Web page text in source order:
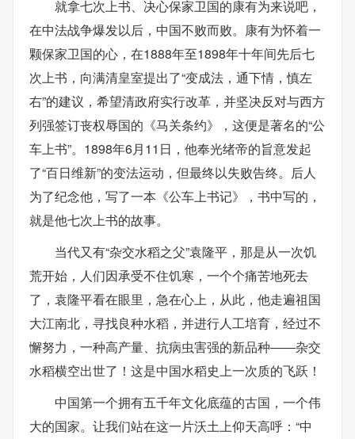
就拿七次上书、决心保家卫国的康有为来说吧，
在中法战争爆发以后，中国不败而败。康有为怀着一
颗保家卫国的心，在1888年至1898年十年间先后七
次上书，向满清皇室提出了“变成法，通下情，慎左
右”的建议，希望清政府实行改革，并坚决反对与西方
列强签订丧权辱国的《马关条约》，这便是著名的“公
车上书”。1898年6月11日，他奉光绪帝的旨意发起
了“百日维新”的变法运动，但最终以失败告终。后人
为了纪念他，写了一本《公车上书记》，书中写的，
就是他七次上书的故事。
当代又有“杂交水稻之父”袁隆平，那是从一次饥
荒开始，人们因承受不住饥寒，一个个痛苦地死去
了，袁隆平看在眼里，急在心上，从此，他走遍祖国
大江南北，寻找良种水稻，并进行人工培育，经过不
懈努力，一种高产量、抗病虫害强的新品种――杂交
水稻横空出世了！这是中国水稻史上一次质的飞跃！
中国第一个拥有五千年文化底蕴的古国，一个伟
大的国家。让我们站在这一片沃土上仰天高呼：“中